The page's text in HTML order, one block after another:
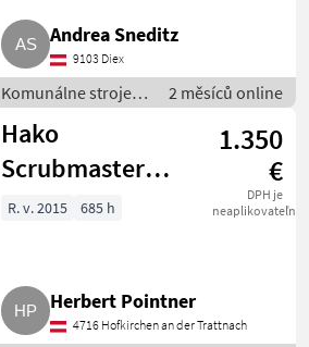
Andrea Sneditz
9103 Diex
Komunálne stroje /
Zametací stroj
2 měsíců online
Hako
Scrubmaster
Hakomatic B 650
1.350
€
DPH je
neaplikovateľné
R. v. 2015 685 h
Herbert Pointner
4716 Hofkirchen an der Trattnach